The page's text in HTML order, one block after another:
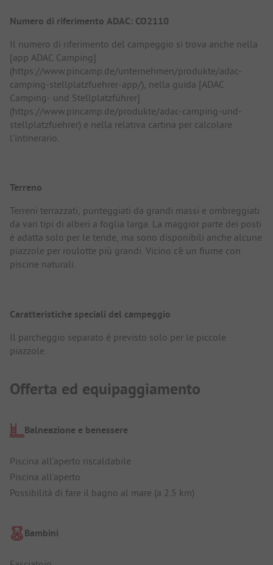
Numero di riferimento ADAC: CO2110
Il numero di riferimento del campeggio si trova anche nella
[app ADAC Camping]
(https://www.pincamp.de/unternehmen/produkte/adac-
camping-stellplatzfuehrer-app/), nella guida [ADAC
Camping- und Stellplatzführer]
(https://www.pincamp.de/produkte/adac-camping-und-
stellplatzfuehrer) e nella relativa cartina per calcolare
l'intinerario.
Terreno
Terreni terrazzati, punteggiati da grandi massi e ombreggiati
da vari tipi di alberi a foglia larga. La maggior parte dei posti
è adatta solo per le tende, ma sono disponibili anche alcune
piazzole per roulotte più grandi. Vicino c'è un fiume con
piscine naturali.
Caratteristiche speciali del campeggio
Il parcheggio separato è previsto solo per le piccole
piazzole.
Offerta ed equipaggiamento
Balneazione e benessere
Piscina all'aperto riscaldabile
Piscina all'aperto
Possibilità di fare il bagno al mare (a 2.5 km)
Bambini